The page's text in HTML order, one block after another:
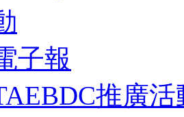
子報
推廣活